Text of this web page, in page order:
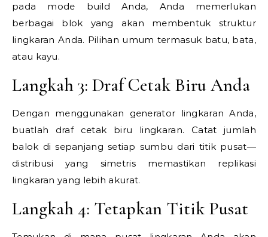
pada mode build Anda, Anda memerlukan
berbagai blok yang akan membentuk struktur
lingkaran Anda. Pilihan umum termasuk batu, bata,
atau kayu.
Langkah 3: Draf Cetak Biru Anda
Dengan menggunakan generator lingkaran Anda,
buatlah draf cetak biru lingkaran. Catat jumlah
balok di sepanjang setiap sumbu dari titik pusat—
distribusi yang simetris memastikan replikasi
lingkaran yang lebih akurat.
Langkah 4: Tetapkan Titik Pusat